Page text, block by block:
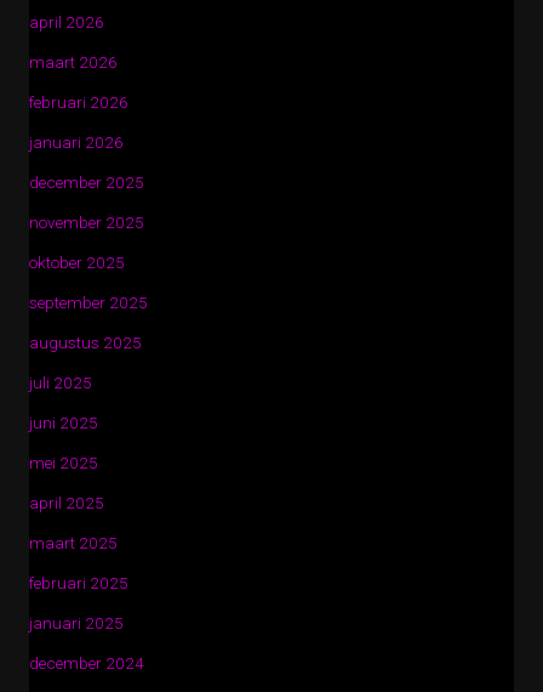
april 2026
maart 2026
februari 2026
januari 2026
december 2025
november 2025
oktober 2025
september 2025
augustus 2025
juli 2025
juni 2025
mei 2025
april 2025
maart 2025
februari 2025
januari 2025
december 2024